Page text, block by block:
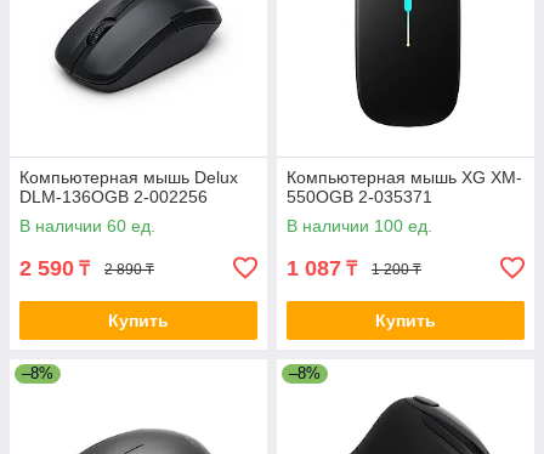
Компьютерная мышь Delux
DLM-136OGB 2-002256
В наличии 60 ед.
2 590 ₸ 2 890 ₸
Купить
Компьютерная мышь XG XM-
550OGB 2-035371
В наличии 100 ед.
1 087 ₸ 1 200 ₸
Купить
–8% –8%